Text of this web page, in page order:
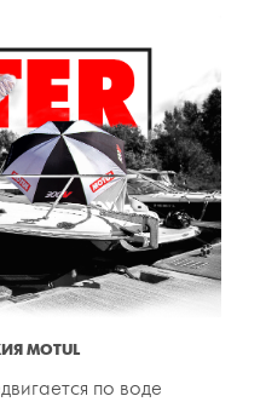
MOTUL
по воде